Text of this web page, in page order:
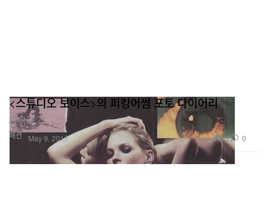
패션
<스튜디오 보이스>의 퍼킹어썸 포토 다이어리
미리 보기.
May 9, 2017 53 0